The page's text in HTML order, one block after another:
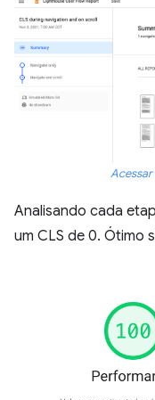
Analisando cada
um CLS de 0. Ótimo